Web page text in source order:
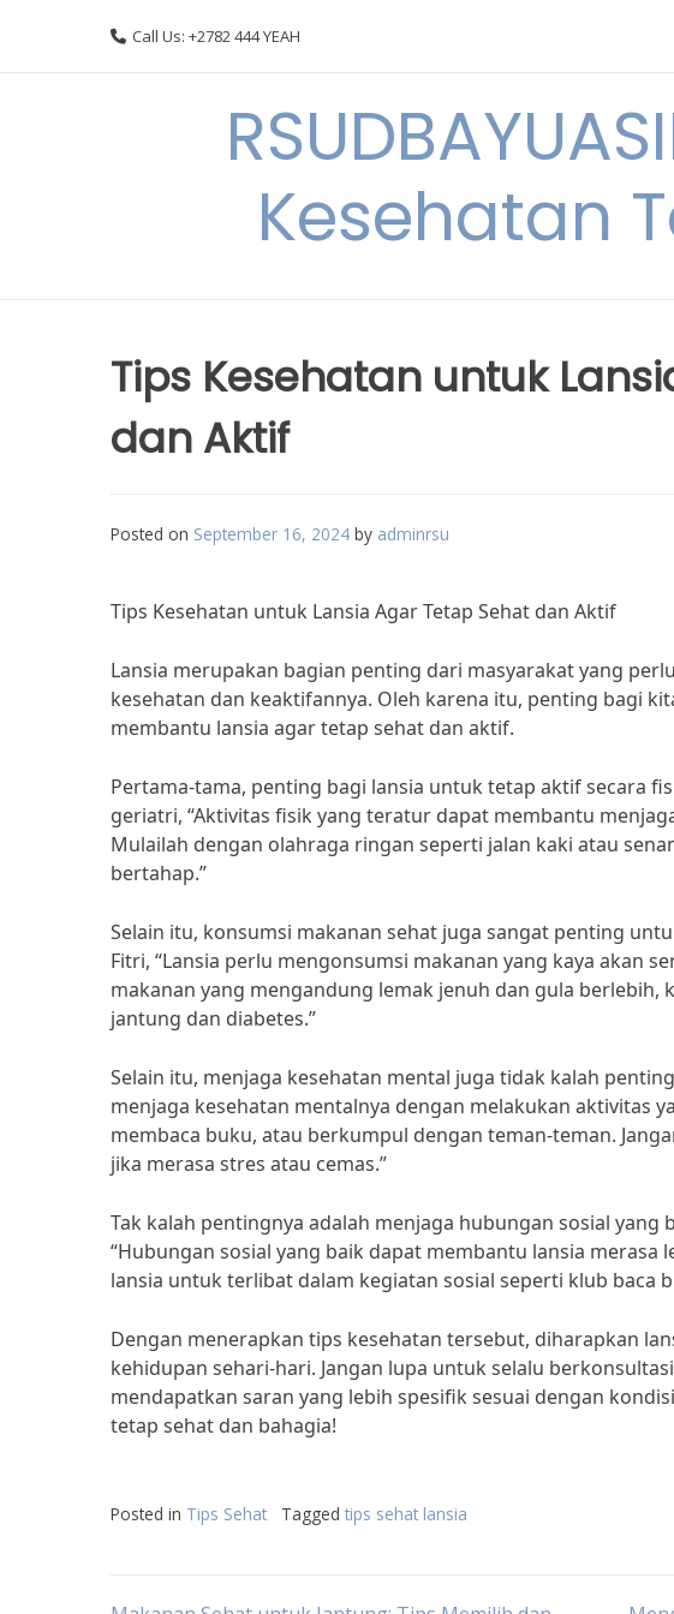
Call Us: +2782 444 YEAH
Kesehatan
Tips Kesehatan untuk
dan Aktif
Posted on September 16, 2024 by adminrsu
Tips Kesehatan untuk Lansia Agar Tetap Sehat dan Aktif
Lansia merupakan bagian penting dari masyarakat yang
kesehatan dan keaktifannya. Oleh karena itu, penting bagi
membantu lansia agar tetap sehat dan aktif.
Pertama-tama, penting bagi lansia untuk tetap aktif secara
geriatri, “Aktivitas fisik yang teratur dapat membantu
Mulailah dengan olahraga ringan seperti jalan kaki atau
bertahap.”
Selain itu, konsumsi makanan sehat juga sangat penting
Fitri, “Lansia perlu mengonsumsi makanan yang kaya akan
makanan yang mengandung lemak jenuh dan gula
jantung dan diabetes.”
Selain itu, menjaga kesehatan mental juga tidak kalah
menjaga kesehatan mentalnya dengan melakukan aktivitas
membaca buku, atau berkumpul dengan teman-teman.
jika merasa stres atau cemas.”
Tak kalah pentingnya adalah menjaga hubungan sosial
“Hubungan sosial yang baik dapat membantu lansia merasa
lansia untuk terlibat dalam kegiatan sosial seperti klub baca
Dengan menerapkan tips kesehatan tersebut, diharapkan
kehidupan sehari-hari. Jangan lupa untuk selalu
mendapatkan saran yang lebih spesifik sesuai dengan
tetap sehat dan bahagia!
Posted in Tips Sehat Tagged tips sehat lansia